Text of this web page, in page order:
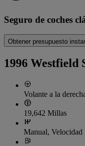
Seguro de coches
Obtener presupuesto
1996 Westfield
Volante a la
19,642 Millas
Manual, Velocidad